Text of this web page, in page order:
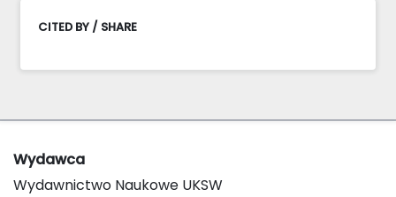
CITED BY / SHARE
Wydawca
Wydawnictwo Naukowe UKSW